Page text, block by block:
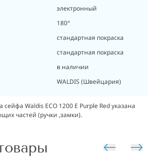
электронный
180°
стандартная покраска
стандартная покраска
в наличии
WALDIS (Швейцария)
сейфа Waldis ECO 1200 E Purple Red указана
частей (ручки ,замки).